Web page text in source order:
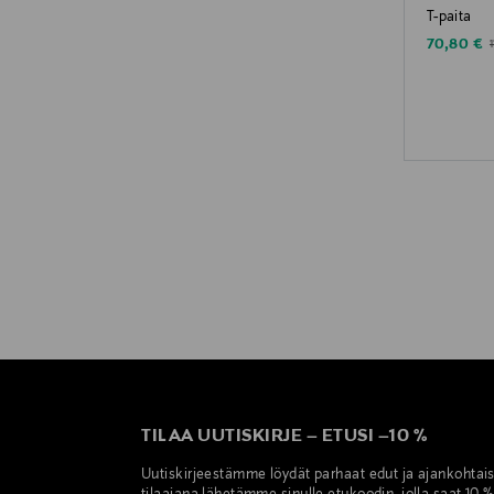
T-paita
70,80 €
TILAA UUTISKIRJE – ETUSI –10 %
Uutiskirjeestämme löydät parhaat edut ja